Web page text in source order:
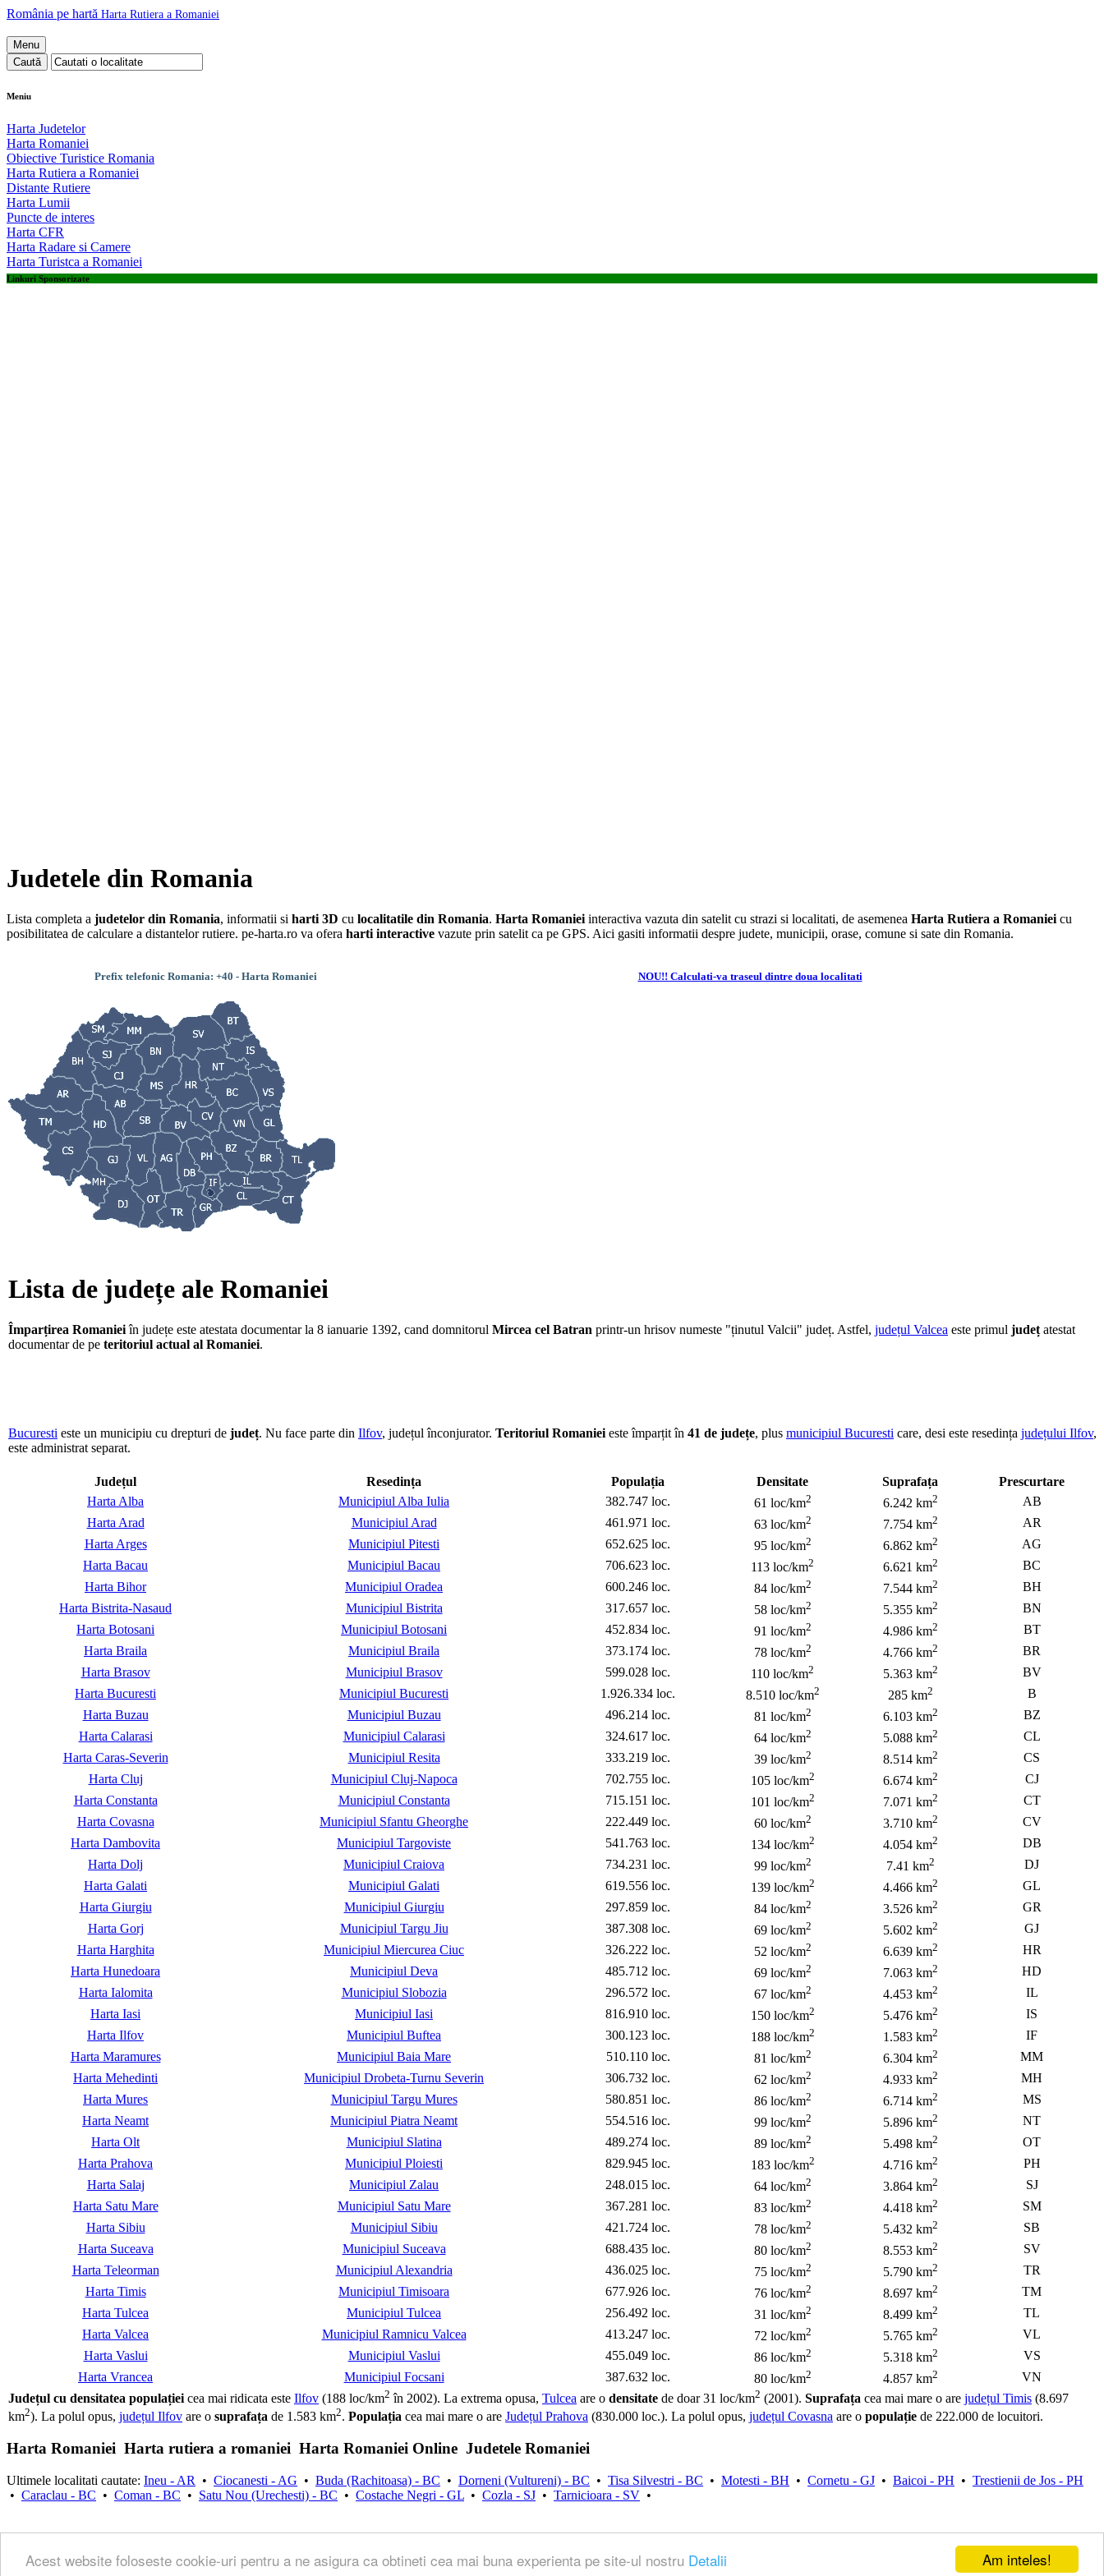
Am inteles!
Acest website foloseste cookie-uri pentru a ne asigura ca obtineti cea mai buna experienta pe site-ul nostru Detalii
România pe hartă Harta Rutiera a Romaniei
Menu
Meniu
Harta Judetelor
Harta Romaniei
Obiective Turistice Romania
Harta Rutiera a Romaniei
Distante Rutiere
Harta Lumii
Puncte de interes
Harta CFR
Harta Radare si Camere
Harta Turistca a Romaniei
Linkuri Sponsorizate
Judetele din Romania
Lista completa a judetelor din Romania, informatii si harti 3D cu localitatile din Romania. Harta Romaniei interactiva vazuta din satelit cu strazi si localitati, de asemenea Harta Rutiera a Romaniei cu
posibilitatea de calculare a distantelor rutiere. pe-harta.ro va ofera harti interactive vazute prin satelit ca pe GPS. Aici gasiti informatii despre judete, municipii, orase, comune si sate din Romania.
Prefix telefonic Romania: +40 - Harta Romaniei NOU!! Calculati-va traseul dintre doua localitati
Lista de județe ale Romaniei
Împarțirea Romanieiîn județe este atestata documentar la 8 ianuarie 1392, cand domnitorul Mircea cel Batran printr-un hrisov numeste "ținutul Valcii" județ. Astfel, județul Valcea este primul județ atestat
documentar de pe teritoriul actual al Romaniei.
Bucuresti este un municipiu cu drepturi de județ. Nu face parte din Ilfov, județul înconjurator. Teritoriul Romaniei este împarțit în 41 de județe, plus municipiul Bucuresti care, desi este resedința județului Ilfov,
este administrat separat.
Județul Resedința Populația Densitate Suprafața
Prescurtare
Harta Alba
Municipiul Alba Iulia 382.747 loc. 61 loc/km2 6.242 km2
AB
Harta Arad
Municipiul Arad 461.971 loc. 63 loc/km2 7.754 km2
AR
Harta Arges
Municipiul Pitesti 652.625 loc. 95 loc/km2 6.862 km2
AG
Harta Bacau
Municipiul Bacau 706.623 loc. 113 loc/km2 6.621 km2
BC
Harta Bihor
Municipiul Oradea 600.246 loc. 84 loc/km2 7.544 km2
BH
Harta Bistrita-Nasaud
Municipiul Bistrita 317.657 loc. 58 loc/km2 5.355 km2
BN
Harta Botosani
Municipiul Botosani 452.834 loc. 91 loc/km2 4.986 km2
BT
Harta Braila
Municipiul Braila 373.174 loc. 78 loc/km2 4.766 km2
BR
Harta Brasov
Municipiul Brasov 599.028 loc. 110 loc/km2 5.363 km2
BV
Harta Bucuresti
Municipiul Bucuresti 1.926.334 loc. 8.510 loc/km2 285 km2
B
Harta Buzau
Municipiul Buzau 496.214 loc. 81 loc/km2 6.103 km2
BZ
Harta Calarasi
Municipiul Calarasi 324.617 loc. 64 loc/km2 5.088 km2
CL
Harta Caras-Severin
Municipiul Resita 333.219 loc. 39 loc/km2 8.514 km2
CS
Harta Cluj
Municipiul Cluj-Napoca 702.755 loc. 105 loc/km2 6.674 km2
CJ
Harta Constanta
Municipiul Constanta 715.151 loc. 101 loc/km2 7.071 km2
CT
Harta Covasna
Municipiul Sfantu Gheorghe 222.449 loc. 60 loc/km2 3.710 km2
CV
Harta Dambovita
Municipiul Targoviste 541.763 loc. 134 loc/km2 4.054 km2
DB
Harta Dolj
Municipiul Craiova 734.231 loc. 99 loc/km2 7.41 km2
DJ
Harta Galati
Municipiul Galati 619.556 loc. 139 loc/km2 4.466 km2
GL
Harta Giurgiu
Municipiul Giurgiu 297.859 loc. 84 loc/km2 3.526 km2
GR
Harta Gorj
Municipiul Targu Jiu 387.308 loc. 69 loc/km2 5.602 km2
GJ
Harta Harghita
Municipiul Miercurea Ciuc 326.222 loc. 52 loc/km2 6.639 km2
HR
Harta Hunedoara
Municipiul Deva 485.712 loc. 69 loc/km2 7.063 km2
HD
Harta Ialomita
Municipiul Slobozia 296.572 loc. 67 loc/km2 4.453 km2
IL
Harta Iasi
Municipiul Iasi 816.910 loc. 150 loc/km2 5.476 km2
IS
Harta Ilfov
Municipiul Buftea 300.123 loc. 188 loc/km2 1.583 km2
IF
Harta Maramures
Municipiul Baia Mare 510.110 loc. 81 loc/km2 6.304 km2
MM
Harta Mehedinti
Municipiul Drobeta-Turnu Severin 306.732 loc. 62 loc/km2 4.933 km2
MH
Harta Mures
Municipiul Targu Mures 580.851 loc. 86 loc/km2 6.714 km2
MS
Harta Neamt
Municipiul Piatra Neamt 554.516 loc. 99 loc/km2 5.896 km2
NT
Harta Olt
Municipiul Slatina 489.274 loc. 89 loc/km2 5.498 km2
OT
Harta Prahova
Municipiul Ploiesti 829.945 loc. 183 loc/km2 4.716 km2
PH
Harta Salaj
Municipiul Zalau 248.015 loc. 64 loc/km2 3.864 km2
SJ
Harta Satu Mare
Municipiul Satu Mare 367.281 loc. 83 loc/km2 4.418 km2
SM
Harta Sibiu
Municipiul Sibiu 421.724 loc. 78 loc/km2 5.432 km2
SB
Harta Suceava
Municipiul Suceava 688.435 loc. 80 loc/km2 8.553 km2
SV
Harta Teleorman
Municipiul Alexandria 436.025 loc. 75 loc/km2 5.790 km2
TR
Harta Timis
Municipiul Timisoara 677.926 loc. 76 loc/km2 8.697 km2
TM
Harta Tulcea
Municipiul Tulcea 256.492 loc. 31 loc/km2 8.499 km2
TL
Harta Valcea
Municipiul Ramnicu Valcea 413.247 loc. 72 loc/km2 5.765 km2
VL
Harta Vaslui
Municipiul Vaslui 455.049 loc. 86 loc/km2 5.318 km2
VS
Harta Vrancea
Municipiul Focsani 387.632 loc. 80 loc/km2 4.857 km2
VN
Județul cu densitatea populației cea mai ridicata este Ilfov (188 loc/km2 în 2002). La extrema opusa, Tulcea are o densitate de doar 31 loc/km2 (2001). Suprafața cea mai mare o are județul Timis (8.697
km2). La polul opus, județul Ilfov are o suprafața de 1.583 km2. Populația cea mai mare o are Județul Prahova (830.000 loc.). La polul opus, județul Covasna are o populație de 222.000 de locuitori.
Harta Romaniei Harta rutiera a romaniei Harta Romaniei Online Judetele Romaniei
Ultimele localitati cautate: Ineu - AR • Ciocanesti - AG • Buda (Rachitoasa) - BC • Dorneni (Vultureni) - BC • Tisa Silvestri - BC • Motesti - BH • Cornetu - GJ • Baicoi - PH • Trestienii de Jos - PH
• Caraclau - BC • Coman - BC • Satu Nou (Urechesti) - BC • Costache Negri - GL • Cozla - SJ • Tarnicioara - SV •
Acord de Utilizare• © 2007-2026Harta Romaniei• Contact